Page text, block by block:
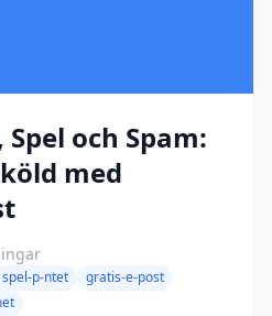
och Spam:
med
spel-p-ntet
gratis-e-post